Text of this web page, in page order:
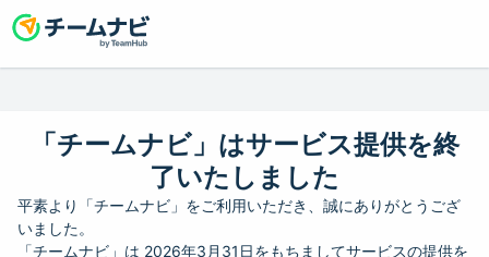
「チームナビ」はサービス提供を終
了いたしました
平素より「チームナビ」をご利用いただき、誠にありがとうござ
いました。
「チームナビ」は 2026年3月31日をもちましてサービスの提供を